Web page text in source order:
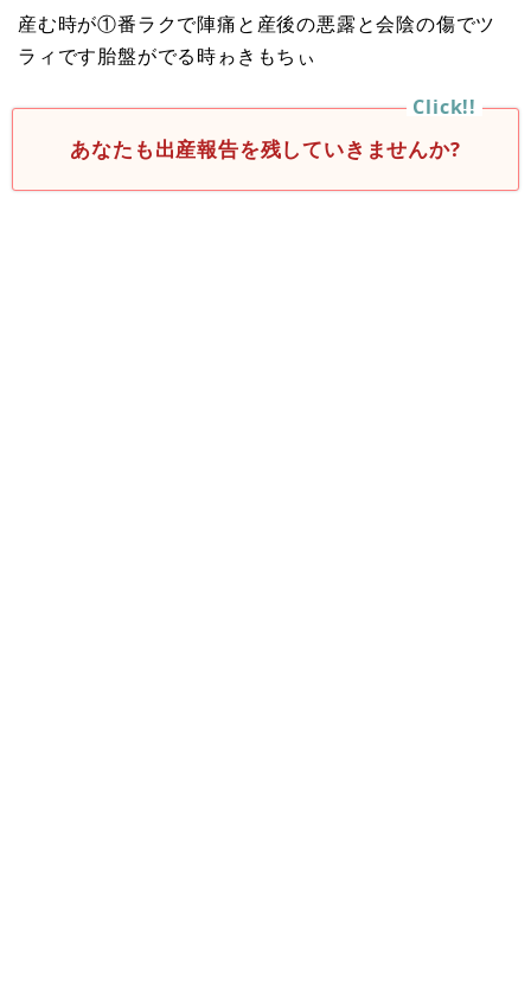
産む時が①番ラクで陣痛と産後の悪露と会陰の傷でツ
ラィです胎盤がでる時ゎきもちぃ
あなたも出産報告を残していきませんか?